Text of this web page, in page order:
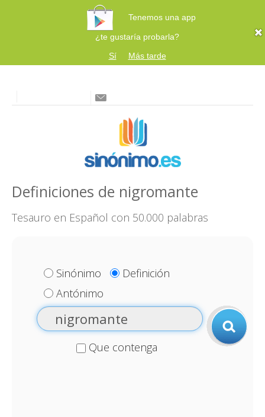
Tenemos una app
¿te gustaría probarla?
Sí
Más tarde
Definiciones de nigromante
Tesauro en Español con 50.000 palabras
Sinónimo
Definición
Antónimo
Que contenga